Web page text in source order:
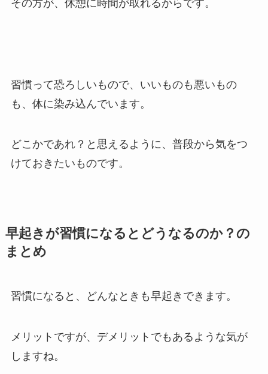
その方が、休憩に時間が取れるからです。
習慣って恐ろしいもので、いいものも悪いもの
も、体に染み込んでいます。
どこかであれ？と思えるように、普段から気をつ
けておきたいものです。
早起きが習慣になるとどうなるのか？の
まとめ
習慣になると、どんなときも早起きできます。
メリットですが、デメリットでもあるような気が
しますね。